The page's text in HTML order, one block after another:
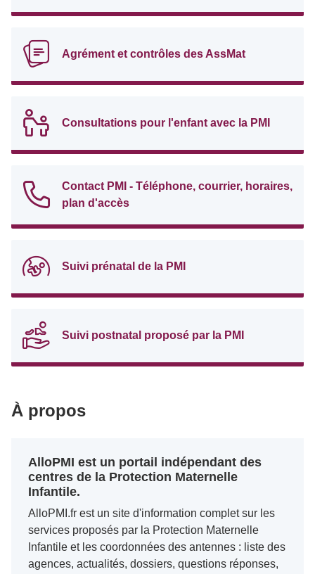
Agrément et contrôles des AssMat
Consultations pour l'enfant avec la PMI
Contact PMI - Téléphone, courrier, horaires,
plan d'accès
Suivi prénatal de la PMI
Suivi postnatal proposé par la PMI
À propos
AlloPMI est un portail indépendant des
centres de la Protection Maternelle
Infantile.
AlloPMI.fr est un site d'information complet sur les
services proposés par la Protection Maternelle
Infantile et les coordonnées des antennes : liste des
agences, actualités, dossiers, questions réponses,